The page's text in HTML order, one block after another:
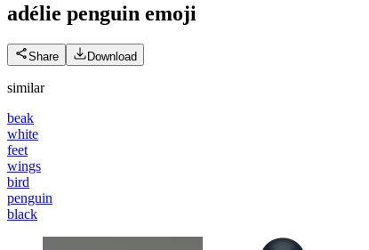
adélie penguin emoji
Share Download
similar
beak
white
feet
wings
bird
penguin
black